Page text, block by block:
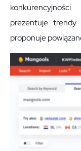
prezentuje trendy
proponuje